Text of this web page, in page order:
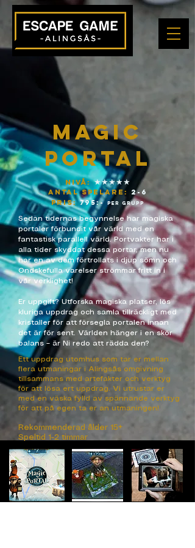
Magic
Portal
Nivå:★★★★★
ANTAL SPELARE:
2-6
pris:795:- per grupp
Sedan tidernas begynnelse har magiska
portaler förbundit vår värld med en
fantastisk parallell värld. Portvakter har i
alla tider skyddat dessa portar, men nu
har en av dem förtrollats i djup sömn och
Ondskefulla varelser strömmar fritt in i
vår verklighet!
Er uppgift? Utforska magiska platser, lös
kluriga uppdrag och samla tillräckligt med
kristaller för att försegla portalen innan
det är för sent. Världen hänger i en skör
balans – är Ni redo att rädda den?
Ett uppdrag utomhus som tar er mellan
flera utmaningar i Alingsås omgivning
tillsammans med artefakter och verktyg
för att lösa ert uppdrag. Vi utrustar er
med en väska fylld av spännande verktyg
för att på egen ta er an utmaningen!
Rekommenderad ålder 15+
Speltid 1-2 timmar